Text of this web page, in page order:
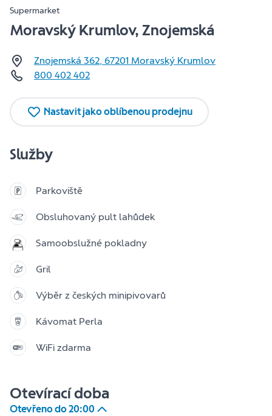
Nastavit jako oblíbenou prodejnu
Supermarket
Moravský Krumlov, Znojemská
Znojemská 362, 67201 Moravský Krumlov
800 402 402
Služby
Parkoviště
Obsluhovaný pult lahůdek
Samoobslužné pokladny
Gril
Výběr z českých minipivovarů
Kávomat Perla
WiFi zdarma
Otevírací doba
Otevřeno do20:00